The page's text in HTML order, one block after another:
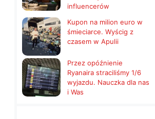
influencerów
Kupon na milion euro w
śmieciarce. Wyścig z
czasem w Apulii
Przez opóźnienie
Ryanaira straciliśmy 1/6
wyjazdu. Nauczka dla nas
i Was